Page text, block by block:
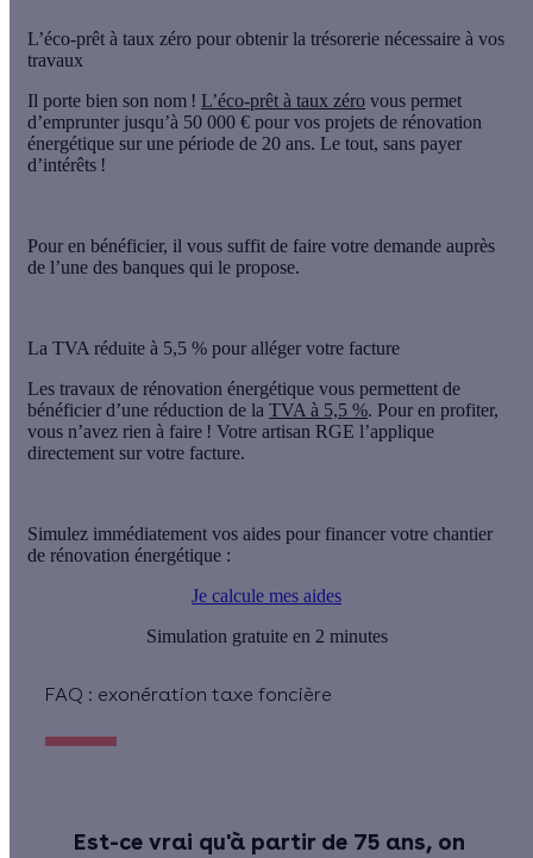
L’éco-prêt à taux zéro pour obtenir la trésorerie nécessaire à vos
travaux
Il porte bien son nom ! L’éco-prêt à taux zéro vous permet
d’emprunter jusqu’à 50 000 € pour vos projets de rénovation
énergétique sur une période de 20 ans. Le tout, sans payer
d’intérêts !
Pour en bénéficier, il vous suffit de faire votre demande auprès
de l’une des banques qui le propose.
La TVA réduite à 5,5 % pour alléger votre facture
Les travaux de rénovation énergétique vous permettent de
bénéficier d’une réduction de la TVA à 5,5 %. Pour en profiter,
vous n’avez rien à faire ! Votre artisan RGE l’applique
directement sur votre facture.
Simulez immédiatement vos aides pour financer votre chantier
de rénovation énergétique :
Je calcule mes aides
Simulation gratuite en 2 minutes
FAQ : exonération taxe foncière
Est-ce vrai qu'à partir de 75 ans, on